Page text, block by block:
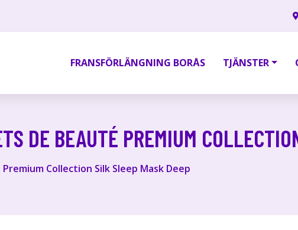
FRANSFÖRLÄNGNING BORÅS TJÄNSTER
DE BEAUTÉ PREMIUM
Collection Silk Sleep Mask Deep